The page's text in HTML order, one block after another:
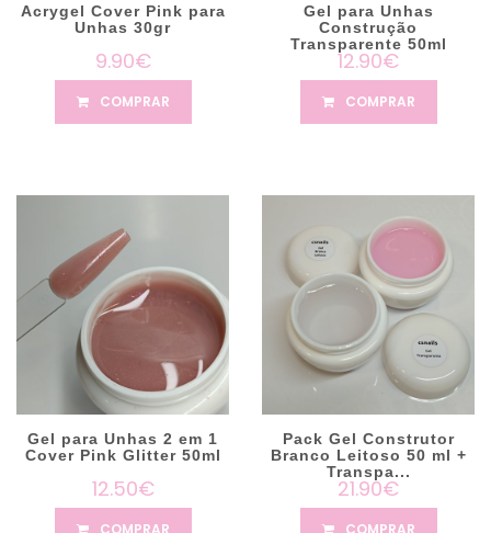
Acrygel Cover Pink para
Unhas 30gr
9.90€
COMPRAR
Gel para Unhas
Construção
Transparente 50ml
12.90€
COMPRAR
Gel para Unhas 2 em 1
Cover Pink Glitter 50ml
12.50€
COMPRAR
Pack Gel Construtor
Branco Leitoso 50 ml +
Transpa...
21.90€
COMPRAR